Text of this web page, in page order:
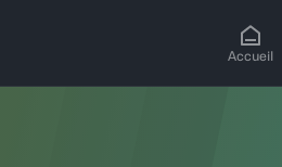
Accueil